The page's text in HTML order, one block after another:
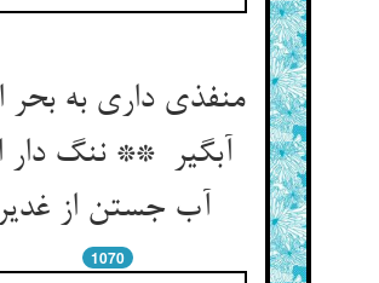
منفذی داری به بحر
آبگیر ** ننگ دار
1070